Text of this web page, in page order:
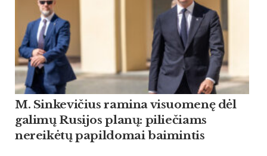
M. Sinkevičius ramina visuomenę dėl
galimų Rusijos planų: piliečiams
nereikėtų papildomai baimintis